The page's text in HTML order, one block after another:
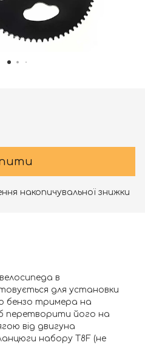
накопичувальної знижки
в
для установки
бензо тримера на
перетворити його на
від двигуна
набору T8F (не